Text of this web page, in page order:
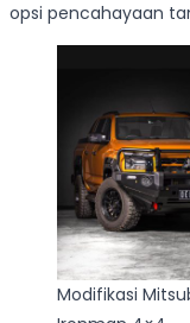
opsi pencahayaan
Modifikasi